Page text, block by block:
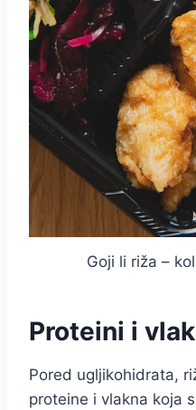
Goji li riža –
Proteini i
Pored ugljikohidrata,
proteine i vlakna koja